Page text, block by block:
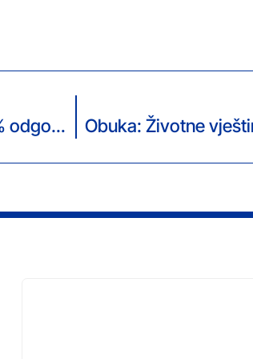
Danas dogovor oko preostalih 3% odgovora iz Upitnika Europske komisije